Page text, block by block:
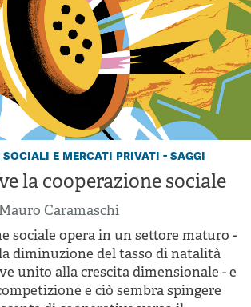
sociali e mercati privati - saggi
la cooperazione sociale
Mauro Caramaschi
sociale opera in un settore maturo -
diminuzione del tasso di natalità
unito alla crescita dimensionale - e
e ciò sembra spingere